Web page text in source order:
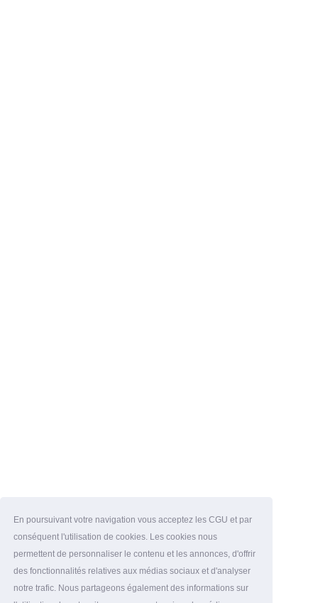
En poursuivant votre navigation vous acceptez les CGU et par
conséquent l'utilisation de cookies. Les cookies nous
permettent de personnaliser le contenu et les annonces, d'offrir
des fonctionnalités relatives aux médias sociaux et d'analyser
notre trafic. Nous partageons également des informations sur